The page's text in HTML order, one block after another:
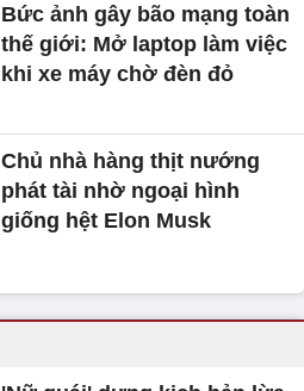
Bức ảnh gây bão mạng toàn
thế giới: Mở laptop làm việc
khi xe máy chờ đèn đỏ
Chủ nhà hàng thịt nướng
phát tài nhờ ngoại hình
giống hệt Elon Musk